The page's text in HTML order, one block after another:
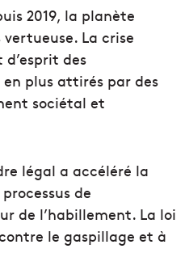
2019, la planète
La crise
des
plus attirés par des
sociétal et
légal a accéléré la
de
de l’habillement. La loi
le gaspillage et à